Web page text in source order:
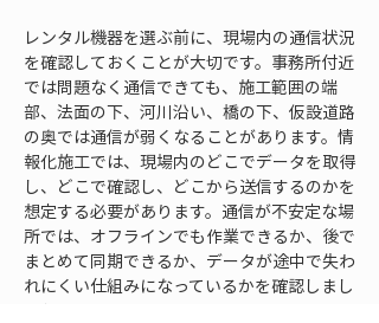
レンタル機器を選ぶ前に、現場内の通信状況
を確認しておくことが大切です。事務所付近
では問題なく通信できても、施工範囲の端
部、法面の下、河川沿い、橋の下、仮設道路
の奥では通信が弱くなることがあります。情
報化施工では、現場内のどこでデータを取得
し、どこで確認し、どこから送信するのかを
想定する必要があります。通信が不安定な場
所では、オフラインでも作業できるか、後で
まとめて同期できるか、データが途中で失わ
れにくい仕組みになっているかを確認しまし
ょう。